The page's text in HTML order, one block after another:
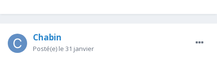
Chabin
Posté(e) le 31 janvier